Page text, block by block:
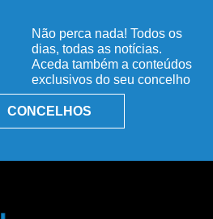
Não perca nada! Todos os
dias, todas as notícias.
Aceda também a conteúdos
exclusivos do seu concelho
CONCELHOS